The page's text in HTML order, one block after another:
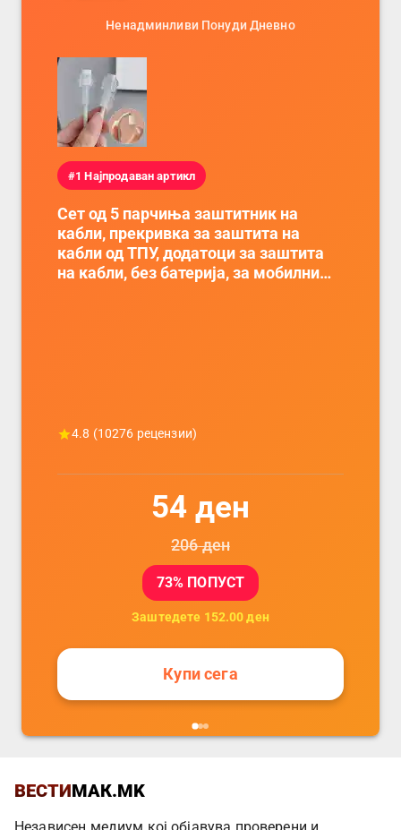
Ненадминливи Понуди Дневно
#1 Најпродаван артикл
Сет од 5 парчиња заштитник на
кабли, прекривка за заштита на
кабли од ТПУ, додатоци за заштита
на кабли, без батерија, за мобилни
4.8 (10276 рецензии)
54 ден
206ден
73% ПОПУСТ
Заштедете 152.00 ден
Купи сега
ВЕСТИМАК.MK